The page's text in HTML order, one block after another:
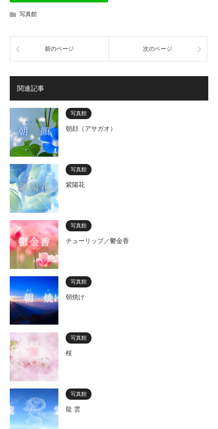
写真館
前のページ 次のページ
関連記事
写真館
朝顔（アサガオ）
写真館
紫陽花
写真館
チューリップ／鬱金香
写真館
朝焼け
写真館
桜
写真館
龍 雲